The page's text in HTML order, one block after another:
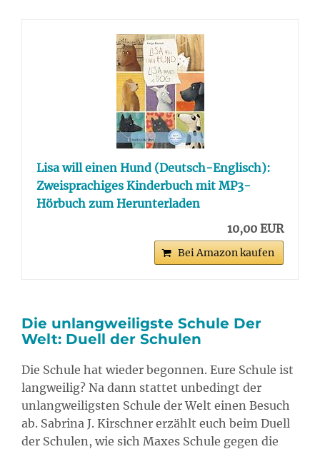
Lisa will einen Hund (Deutsch-Englisch):
Zweisprachiges Kinderbuch mit MP3-
Hörbuch zum Herunterladen
10,00 EUR
Bei Amazon kaufen
Die unlangweiligste Schule Der
Welt: Duell der Schulen
Die Schule hat wieder begonnen. Eure Schule ist
langweilig? Na dann stattet unbedingt der
unlangweiligsten Schule der Welt einen Besuch
ab. Sabrina J. Kirschner erzählt euch beim Duell
der Schulen, wie sich Maxes Schule gegen die